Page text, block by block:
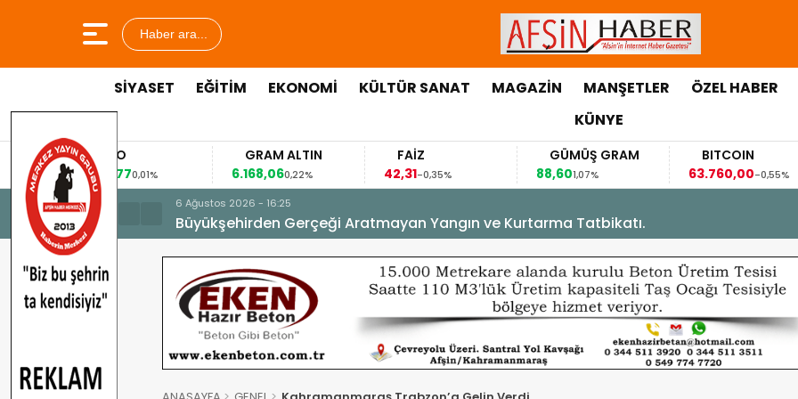
Haber ara...
SİYASET EĞİTİM EKONOMİ KÜLTÜR SANAT MAGAZİN MANŞETLER ÖZEL HABER
KÜNYE
EURO
53,8477
0,01%
GRAM ALTIN
6.168,06
0,22%
FAİZ
42,31-0,35%
GÜMÜŞ GRAM
88,60
1,07%
BITCOIN
63.760,00-0,55%
6 Ağustos 2026 - 16:25
Büyükşehirden Gerçeği Aratmayan Yangın ve Kurtarma Tatbikatı.